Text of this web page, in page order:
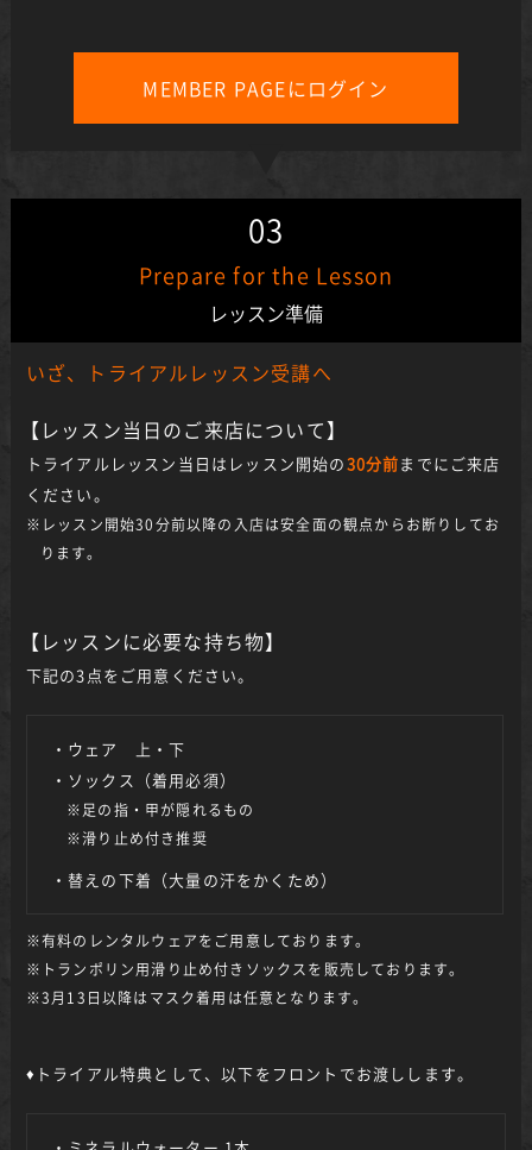
MEMBER PAGEにログイン
03
Prepare for the Lesson
レッスン準備
いざ、トライアルレッスン受講へ
【レッスン当日のご来店について】
トライアルレッスン当日はレッスン開始の30分前までにご来店
ください。
※レッスン開始30分前以降の入店は安全面の観点からお断りしてお
ります。
【レッスンに必要な持ち物】
下記の3点をご用意ください。
・ウェア 上・下
・ソックス（着用必須）
※足の指・甲が隠れるもの
※滑り止め付き推奨
・替えの下着（大量の汗をかくため）
※有料のレンタルウェアをご用意しております。
※トランポリン用滑り止め付きソックスを販売しております。
※3月13日以降はマスク着用は任意となります。
♦トライアル特典として、以下をフロントでお渡しします。